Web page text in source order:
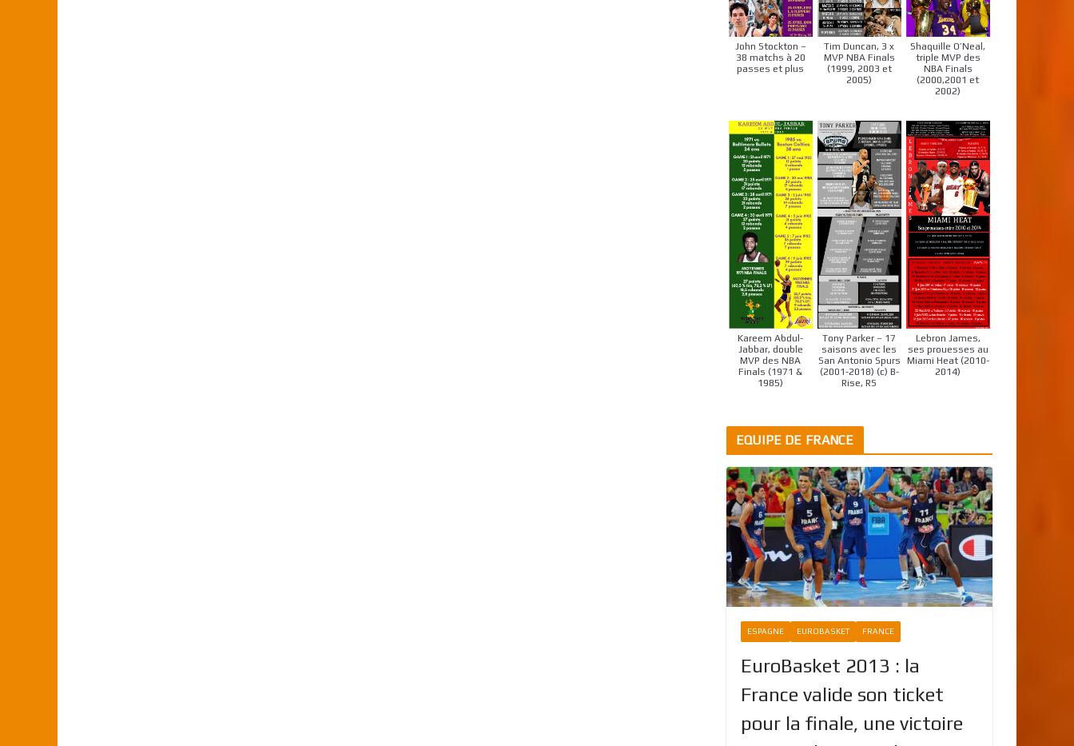
John Stockton –
38 matchs à 20
passes et plus
Tim Duncan, 3 x
MVP NBA Finals
(1999, 2003 et
2005)
Shaquille O’Neal,
triple MVP des
NBA Finals
(2000,2001 et
2002)
Kareem Abdul-
Jabbar, double
MVP des NBA
Finals (1971 &
1985)
Tony Parker – 17
saisons avec les
San Antonio Spurs
(2001-2018) (c) B-
Rise, RS
Lebron James,
ses prouesses au
Miami Heat (2010-
2014)
EQUIPE DE FRANCE
ESPAGNE EUROBASKET FRANCE
EuroBasket 2013 : la
France valide son ticket
pour la finale, une victoire